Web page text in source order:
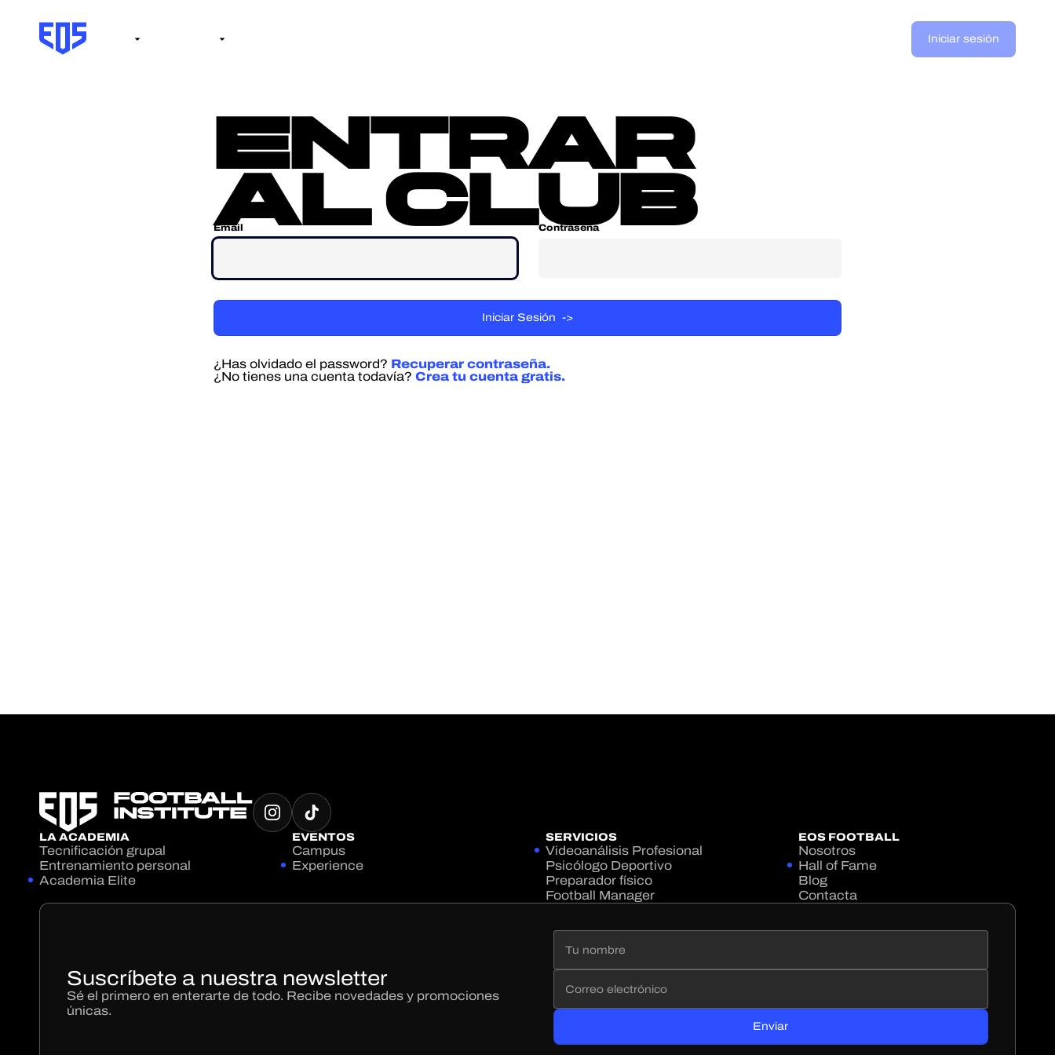
Iniciar sesión
entrar
al club
Email Contraseña
¿Has olvidado el password? Recuperar contraseña.
¿No tienes una cuenta todavía? Crea tu cuenta gratis.
LA ACADEMIA
Tecnificación grupal
Entrenamiento personal
Academia Elite
EVENTOS
Campus
Experience
SERVICIOS
Videoanálisis Profesional
Psicólogo Deportivo
Preparador físico
Football Manager
EOS FOOTBALL
Nosotros
Hall of Fame
Blog
Contacta
Suscríbete a nuestra newsletter
Sé el primero en enterarte de todo. Recibe novedades y promociones
únicas.